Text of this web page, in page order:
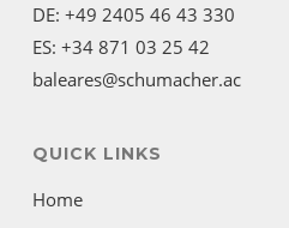
DE: +49 2405 46 43 330
ES: +34 871 03 25 42
baleares@schumacher.ac
QUICK LINKS
Home